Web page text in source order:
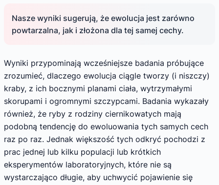
Nasze wyniki sugerują, że ewolucja jest zarówno
powtarzalna, jak i złożona dla tej samej cechy.
Wyniki przypominają wcześniejsze badania próbujące
zrozumieć, dlaczego ewolucja ciągle tworzy (i niszczy)
kraby, z ich bocznymi planami ciała, wytrzymałymi
skorupami i ogromnymi szczypcami. Badania wykazały
również, że ryby z rodziny ciernikowatych mają
podobną tendencję do ewoluowania tych samych cech
raz po raz. Jednak większość tych odkryć pochodzi z
prac jednej lub kilku populacji lub krótkich
eksperymentów laboratoryjnych, które nie są
wystarczająco długie, aby uchwycić pojawienie się